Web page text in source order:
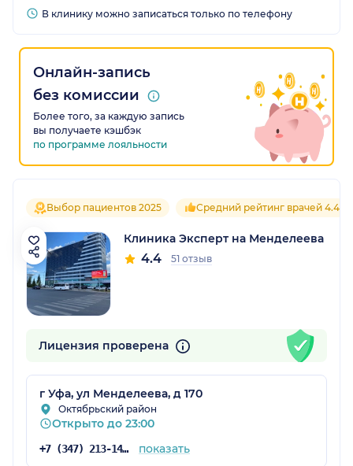
В клинику можно записаться только по телефону
Онлайн-запись
без комиссии
Более того, за каждую запись
вы получаете кэшбэк
по программе лояльности
Выбор пациентов 2025 Средний рейтинг врачей 4.4
Клиника Эксперт на Менделеева
4.4 51 отзыв
Лицензия проверена
г Уфа, ул Менделеева, д 170
Октябрьский район
Открыто до 23:00
+7 (347) 213-14-31 показать